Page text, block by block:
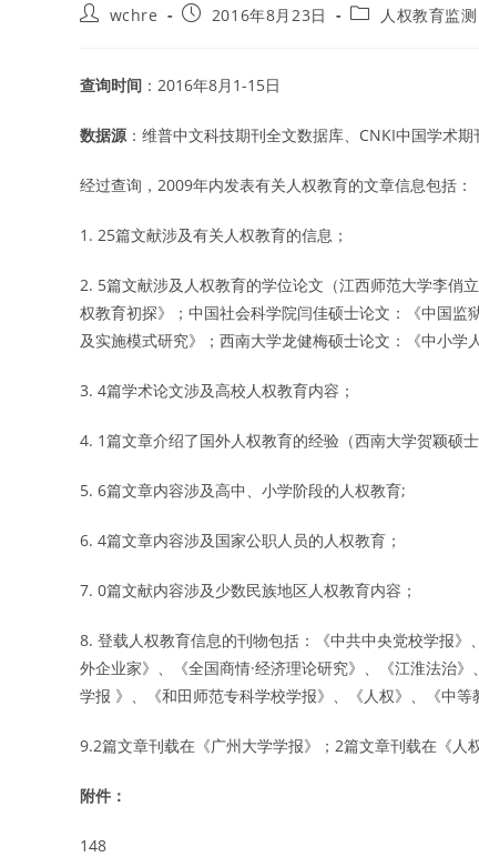
Postwchre
Post2016年8月23日
Post 人权教育监测
查询时间 ：2016年8月1-15日
数据源 ：维普中文科技期刊全文数据库、CNKI中国学术
经过查询，2009年内发表有关人权教育的文章信息包括：
1. 25篇文献涉及有关人权教育的信息；
2. 5篇文献涉及人权教育的学位论文（江西师范大学李俏
权教育初探》；中国社会科学院闫佳硕士论文：《中国
及实施模式研究》；西南大学龙健梅硕士论文：《中小学
3. 4篇学术论文涉及高校人权教育内容；
4. 1篇文章介绍了国外人权教育的经验（西南大学贺颖硕
5. 6篇文章内容涉及高中、小学阶段的人权教育;
6. 4篇文章内容涉及国家公职人员的人权教育；
7. 0篇文献内容涉及少数民族地区人权教育内容；
8. 登载人权教育信息的刊物包括：《中共中央党校学报
外企业家》、《全国商情·经济理论研究》、《江淮法治
学报 》、《和田师范专科学校学报》、《人权》、《中等
9.2篇文章刊载在《广州大学学报》；2篇文章刊载在《人权
附件：
148